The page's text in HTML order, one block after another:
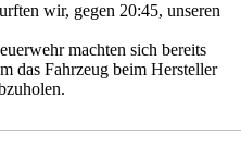
wir, gegen 20:45, unseren
machten sich bereits
das Fahrzeug beim Hersteller